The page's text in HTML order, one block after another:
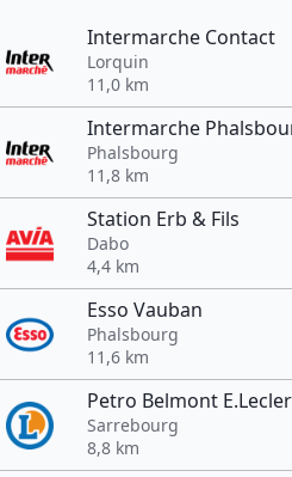
Intermarche Contact
Lorquin
11,0 km
Intermarche
Phalsbourg
11,8 km
Station Erb & Fils
Dabo
4,4 km
Esso Vauban
Phalsbourg
11,6 km
Petro Belmont
Sarrebourg
8,8 km